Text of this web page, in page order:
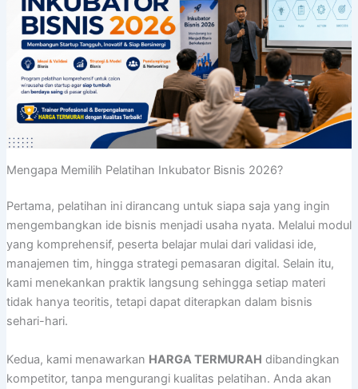
Mengapa Memilih Pelatihan Inkubator Bisnis 2026?
Pertama, pelatihan ini dirancang untuk siapa saja yang ingin
mengembangkan ide bisnis menjadi usaha nyata. Melalui modul
yang komprehensif, peserta belajar mulai dari validasi ide,
manajemen tim, hingga strategi pemasaran digital. Selain itu,
kami menekankan praktik langsung sehingga setiap materi
tidak hanya teoritis, tetapi dapat diterapkan dalam bisnis
sehari-hari.
Kedua, kami menawarkan HARGA TERMURAH dibandingkan
kompetitor, tanpa mengurangi kualitas pelatihan. Anda akan